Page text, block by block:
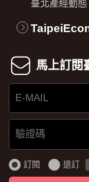
臺北產經動態
馬上訂閱
MAIL
證
碼
訂閱 退訂